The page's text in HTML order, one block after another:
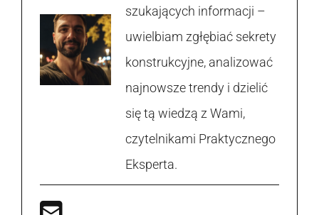
szukających informacji –
uwielbiam zgłębiać sekrety
konstrukcyjne, analizować
najnowsze trendy i dzielić
się tą wiedzą z Wami,
czytelnikami Praktycznego
Eksperta.